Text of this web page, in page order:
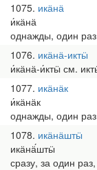
1075 икӓнӓ
и́кӓнӓ
однажды, один раз
1076 икӓнӓ-иктӹ
и́кӓнӓ-и́ктӹ см.
1077 икӓнӓк
и́кӓнӓк
однажды, один раз
1078 икӓнӓштӹ
икӓнӓ́штӹ
сразу, за один